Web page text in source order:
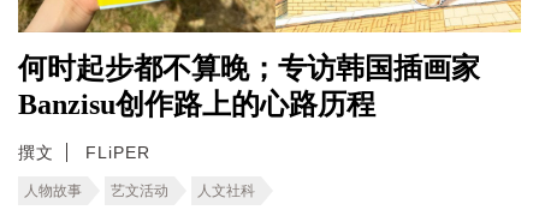
何时起步都不算晚；专访韩国插画家
Banzisu创作路上的心路历程
撰文 FLiPER
人物故事 艺文活动 人文社科